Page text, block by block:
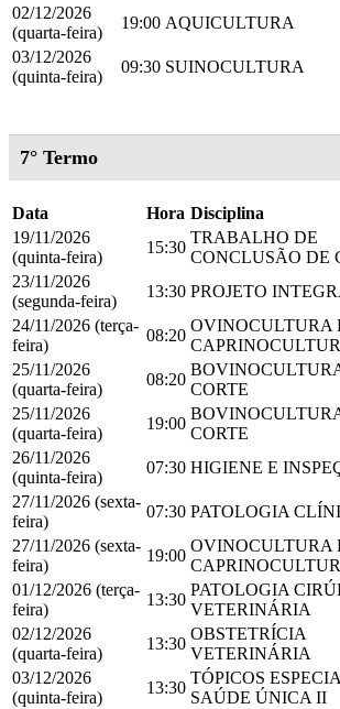
02/12/2026
(quarta-feira)
19:00 AQUICULTURA
03/12/2026
(quinta-feira)
09:30 SUINOCULTURA
7° Termo
Data Hora Disciplina
19/11/2026
(quinta-feira)
15:30
TRABALHO DE
CONCLUSÃO DE
23/11/2026
(segunda-feira)
13:30 PROJETO
24/11/2026 (terça-
feira)
08:20
OVINOCULTURA
25/11/2026
(quarta-feira)
08:20
CORTE
25/11/2026
(quarta-feira)
19:00
CORTE
26/11/2026
(quinta-feira)
07:30 HIGIENE E
27/11/2026 (sexta-
feira)
07:30 PATOLOGIA
27/11/2026 (sexta-
feira)
19:00
OVINOCULTURA
01/12/2026 (terça-
feira)
13:30
PATOLOGIA
VETERINÁRIA
02/12/2026
(quarta-feira)
13:30
OBSTETRÍCIA
VETERINÁRIA
03/12/2026
(quinta-feira)
13:30
TÓPICOS
SAÚDE ÚNICA II